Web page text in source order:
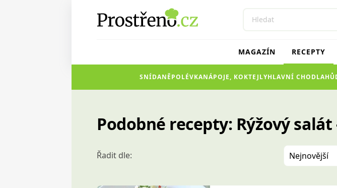
MAGAZÍN RECEPTY
SNÍDANĚPOLÉVKANÁPOJE, KOKTEJLYHLAVNÍ CHOD
Podobné recepty: Rýžový salát
Řadit dle: Nejnovější